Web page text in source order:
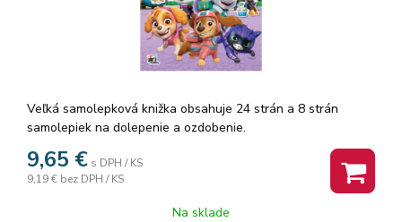
Veľká samolepková knižka obsahuje 24 strán a 8 strán
samolepiek na dolepenie a ozdobenie.
9,65 € s DPH / KS
9,19 € bez DPH / KS
Na sklade